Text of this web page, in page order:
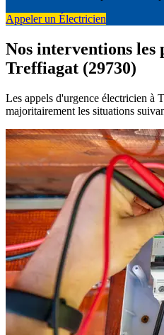
Appeler un Électricien
Nos interventions les
Treffiagat (29730)
Les appels d'urgence électricien à
majoritairement les situations